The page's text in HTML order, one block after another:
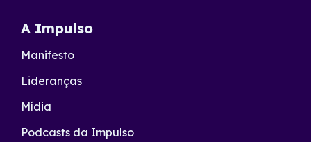
A Impulso
Manifesto
Lideranças
Mídia
Podcasts da Impulso